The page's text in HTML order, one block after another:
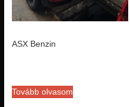
ASX Benzin
Tovább olvasom